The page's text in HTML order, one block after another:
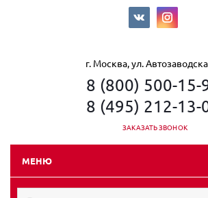
г. Москва, ул.
8 (800) 500-15-
8 (495) 212-13-
ЗАКАЗАТЬ ЗВОНОК
МЕНЮ